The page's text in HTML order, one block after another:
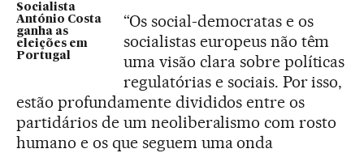
Socialista
António Costa
ganha as
eleições em
Portugal
“Os social-democratas e os
socialistas europeus não têm
uma visão clara sobre políticas
regulatórias e sociais. Por isso,
estão profundamente divididos entre os
partidários de um neoliberalismo com rosto
humano e os que seguem uma onda